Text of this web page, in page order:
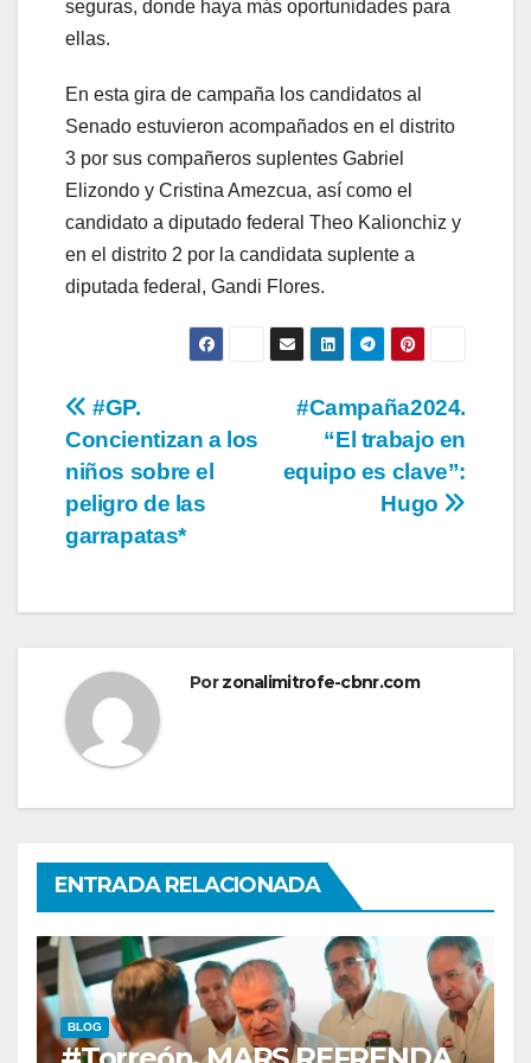
seguras, donde haya más oportunidades para
ellas.
En esta gira de campaña los candidatos al
Senado estuvieron acompañados en el distrito
3 por sus compañeros suplentes Gabriel
Elizondo y Cristina Amezcua, así como el
candidato a diputado federal Theo Kalionchiz y
en el distrito 2 por la candidata suplente a
diputada federal, Gandi Flores.
Navegación
de
entradas
#Campaña2024.
“El trabajo en
equipo es clave”:
Hugo
#GP.
Concientizan a los
niños sobre el
peligro de las
garrapatas*
Porzonalimitrofe-cbnr.com
ENTRADA RELACIONADA
BLOG